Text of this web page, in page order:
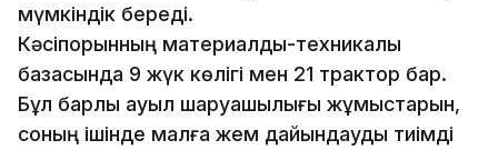
мүмкіндік береді.
Кәсіпорынның материалдық-техникалық
базасында 9 жүк көлігі мен 21 трактор бар.
Бұл барлық ауыл шаруашылығы жұмыстарын,
соның ішінде малға жем дайындауды тиімді